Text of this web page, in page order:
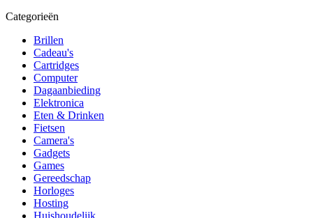
Categorieën
Brillen
Cadeau's
Cartridges
Computer
Dagaanbieding
Elektronica
Eten & Drinken
Fietsen
Camera's
Gadgets
Games
Gereedschap
Horloges
Hosting